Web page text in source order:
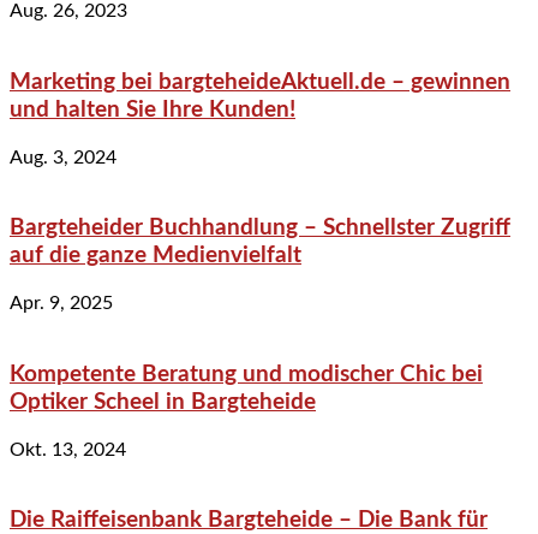
Aug. 26, 2023
Marketing bei bargteheideAktuell.de – gewinnen
und halten Sie Ihre Kunden!
Aug. 3, 2024
Bargteheider Buchhandlung – Schnellster Zugriff
auf die ganze Medienvielfalt
Apr. 9, 2025
Kompetente Beratung und modischer Chic bei
Optiker Scheel in Bargteheide
Okt. 13, 2024
Die Raiffeisenbank Bargteheide – Die Bank für